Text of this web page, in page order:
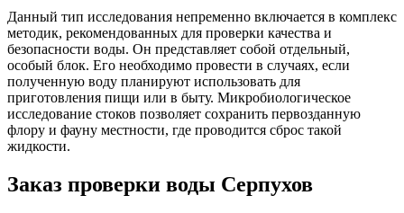
Данный тип исследования непременно включается в комплекс
методик, рекомендованных для проверки качества и
безопасности воды. Он представляет собой отдельный,
особый блок. Его необходимо провести в случаях, если
полученную воду планируют использовать для
приготовления пищи или в быту. Микробиологическое
исследование стоков позволяет сохранить первозданную
флору и фауну местности, где проводится сброс такой
жидкости.
Заказ проверки воды Серпухов